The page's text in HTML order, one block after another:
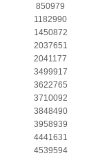
850979
1182990
1450872
2037651
2041177
3499917
3622765
3710092
3848490
3958939
4441631
4539594